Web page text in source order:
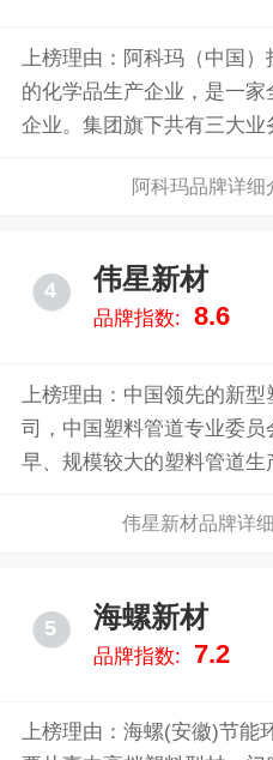
上榜理由：阿科玛（中国
的化学品生产企业，是一
企业。集团旗下共有三大
阿科玛品牌详细
4 伟星新材
品牌指数: 8.6
上榜理由：中国领先的新
司，中国塑料管道专业委
早、规模较大的塑料管道
水、采暖、净水、防水等领
伟星新材品牌详
5 海螺新材
品牌指数: 7.2
上榜理由：海螺(安徽)节能